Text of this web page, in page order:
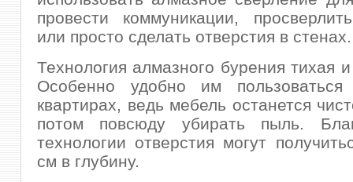
провести коммуникации,
или просто сделать отверстия в стенах.
Технология алмазного бурения тихая
Особенно удобно им
квартирах, ведь мебель останется
потом повсюду убирать пыль.
технологии отверстия могут
см в глубину.